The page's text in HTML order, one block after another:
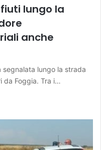
lungo la
anche
lungo la strada
da Foggia. Tra i…